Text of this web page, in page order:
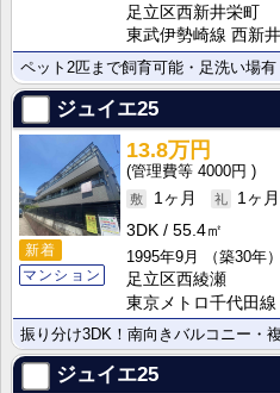
足立区西新井栄町
東武伊勢崎線 西新
ペット2匹まで飼育可能・足洗い場有
ジュイエ25
新着
マンション
13.8万円
4000円
1ヶ月
1ヶ月
3DK
55.4㎡
1995年9月
（築30年）
足立区西綾瀬
東京メトロ千代田
振り分け3DK！南向きバルコニー・
ジュイエ25